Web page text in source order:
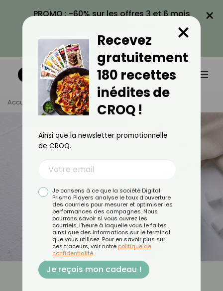
PROMO : -60% sur les offres 3 et 6 mois
VOIR LA PROMO
×
Accueil Tag Sucre
Recevez
gratuitement
180 recettes
inédites de
CROQ !
×
Ainsi que la newsletter promotionnelle
de CROQ.
Je consens à ce que la société Digital
Prisma Players analyse le taux d'ouverture
des courriels pour mesurer et optimiser les
performances des campagnes. Nous
pourrons savoir si vous ouvrez les
courriels, l'heure à laquelle vous le faites
ainsi que des informations sur le terminal
que vous utilisez. Pour en savoir plus sur
ces traceurs, voir notre politique de
confidentialité.
Je reçois mon cadeau !